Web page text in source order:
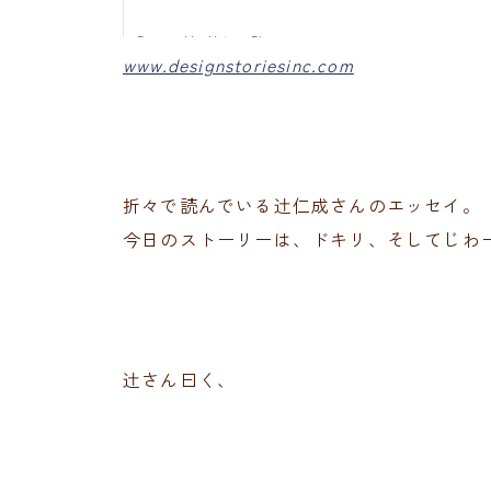
www.designstoriesinc.com
折々で読んでいる辻仁成さんのエッセイ。
今日のストーリーは、ドキリ、そしてじわ
辻さん曰く、